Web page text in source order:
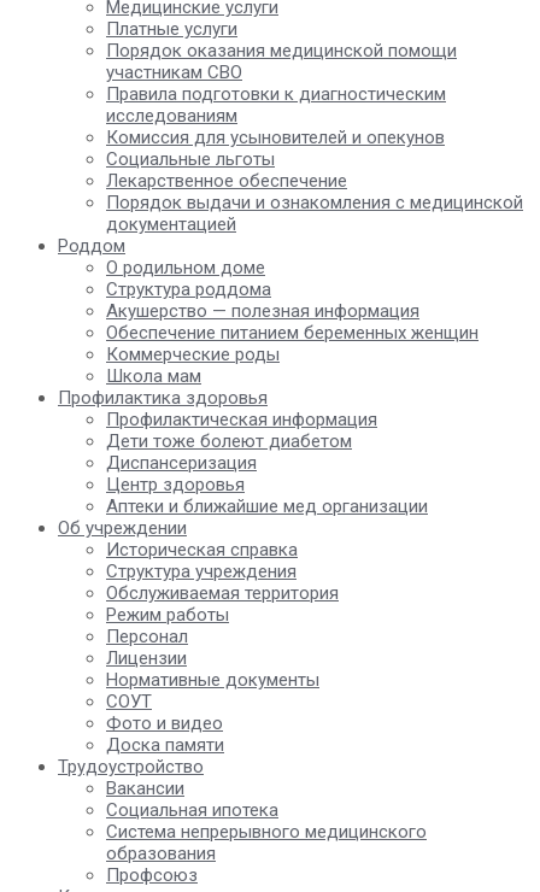
Медицинские услуги
Платные услуги
Порядок оказания медицинской помощи
участникам СВО
Правила подготовки к диагностическим
исследованиям
Комиссия для усыновителей и опекунов
Социальные льготы
Лекарственное обеспечение
Порядок выдачи и ознакомления с медицинской
документацией
Роддом
О родильном доме
Структура роддома
Акушерство — полезная информация
Обеспечение питанием беременных женщин
Коммерческие роды
Школа мам
Профилактика здоровья
Профилактическая информация
Дети тоже болеют диабетом
Диспансеризация
Центр здоровья
Аптеки и ближайшие мед организации
Об учреждении
Историческая справка
Структура учреждения
Обслуживаемая территория
Режим работы
Персонал
Лицензии
Нормативные документы
СОУТ
Фото и видео
Доска памяти
Трудоустройство
Вакансии
Социальная ипотека
Система непрерывного медицинского
образования
Профсоюз